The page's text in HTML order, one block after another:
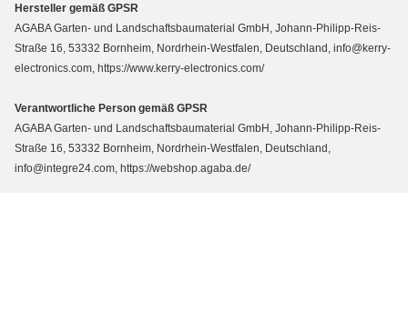
Hersteller gemäß GPSR
AGABA Garten- und Landschaftsbaumaterial GmbH, Johann-Philipp-Reis-
Straße 16, 53332 Bornheim, Nordrhein-Westfalen, Deutschland, info@kerry-
electronics.com, https://www.kerry-electronics.com/
Verantwortliche Person gemäß GPSR
AGABA Garten- und Landschaftsbaumaterial GmbH, Johann-Philipp-Reis-
Straße 16, 53332 Bornheim, Nordrhein-Westfalen, Deutschland,
info@integre24.com, https://webshop.agaba.de/